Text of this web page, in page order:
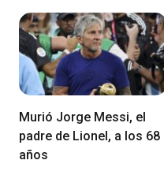
Murió Jorge Messi, el
padre de Lionel, a los 68
años